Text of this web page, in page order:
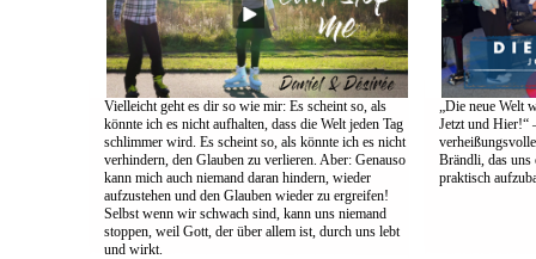
Vielleicht geht es dir so wie mir: Es scheint so, als
könnte ich es nicht aufhalten, dass die Welt jeden Tag
schlimmer wird. Es scheint so, als könnte ich es nicht
verhindern, den Glauben zu verlieren. Aber: Genauso
kann mich auch niemand daran hindern, wieder
aufzustehen und den Glauben wieder zu ergreifen!
Selbst wenn wir schwach sind, kann uns niemand
stoppen, weil Gott, der über allem ist, durch uns lebt
und wirkt.
„Die neue Welt
Jetzt und Hier!“
Brändli, das uns
praktisch